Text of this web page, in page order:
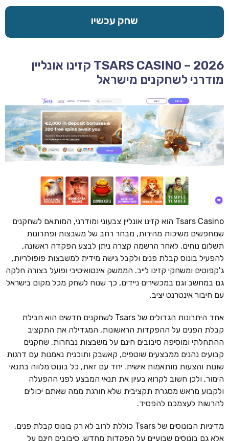
שחק עכשיו
TSARS CASINO – 2026 קזינו אונליין
מודרני לשחקנים מישראל
Tsars Casino הוא קזינו אונליין צבעוני ומודרני, המותאם לשחקנים
שמחפשים משיכות מהירות, מבחר רחב של משבצות ופתרונות
תשלום נוחים. לאחר הרשמה קצרה ניתן לבצע הפקדה ראשונה,
להפעיל בונוס קבלת פנים ולקבל גישה מידית למשבצות פופולריות,
ג'קפוטים ומשחקי קזינו לייב. הממשק אינטואיטיבי ופועל בצורה חלקה
גם במחשב וגם במכשירים ניידים, כך שנוח לשחק מכל מקום בישראל
עם חיבור אינטרנט יציב.
אחד היתרונות הגדולים של Tsars לשחקנים חדשים הוא חבילת
קבלת הפנים על ההפקדות הראשונות, המגדילה את התקציב
ההתחלתי ומוסיפה סיבובים חינם על משבצות נבחרות. שחקנים
קבועים נהנים ממבצעים שוטפים, קאשבק ותוכנית נאמנות עם דרגות
שונות והצעות מותאמות אישית. יחד עם זאת, כל בונוס מלווה בתנאי
הימור, ולכן חשוב לקרוא בעיון את תנאי המבצע לפני ההפעלה
ולקבוע מראש מסגרת תקציבית שלא חורגת ממה שאתם יכולים
להרשות לעצמכם להפסיד.
מדיניות הבונוסים של Tsars כוללת לרוב לא רק בונוס קבלת פנים,
אלא גם בונוסים שבועיים על הפקדות מחדש, סיבובים חינם על